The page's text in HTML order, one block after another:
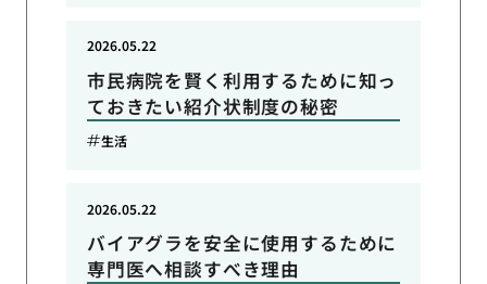
市民病院を賢く利用するために知っ
ておきたい紹介状制度の秘密
2026.05.22
生活
バイアグラを安全に使用するために
専門医へ相談すべき理由
2026.05.22